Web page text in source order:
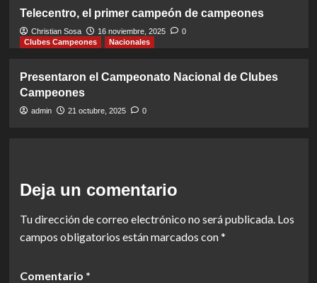
Telecentro, el primer campeón de campeones
Christian Sosa 16 noviembre, 2025
0
Clubes Campeones
Nacionales
Presentaron el Campeonato Nacional de Clubes
Campeones
admin 21 octubre, 2025 0
Deja un comentario
Tu dirección de correo electrónico no será publicada. Los
campos obligatorios están marcados con*
Comentario *